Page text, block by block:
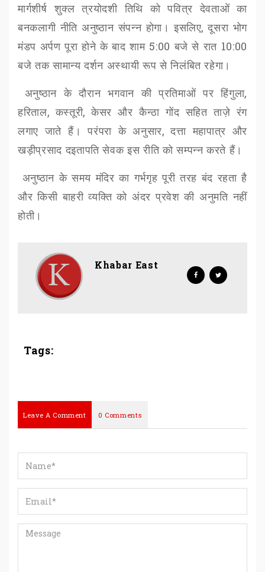
मार्गशीर्ष शुक्ल त्रयोदशी तिथि को पवित्र देवताओं का
बनकलागी नीति अनुष्ठान संपन्न होगा। इसलिए,दूसरा भोग
मंडप अर्पण पूरा होने के बाद शाम 5:00 बजे से रात 10:00
बजे तक सामान्य दर्शन अस्थायी रूप से निलंबित रहेगा।
अनुष्ठान के दौरान भगवान की प्रतिमाओं पर हिंगुला,
हरिताल,कस्तूरी,केसर और कैन्ठा गोंद सहित ताज़े रंग
लगाए जाते हैं। परंपरा के अनुसार,दत्ता महापात्र और
खड़ीप्रसाद दइतापति सेवक इस रीति को सम्पन्न करते हैं।
अनुष्ठान के समय मंदिर का गर्भगृह पूरी तरह बंद रहता है
और किसी बाहरी व्यक्ति को अंदर प्रवेश की अनुमति नहीं
होती।
Khabar East
Tags:
Leave A Comment 0 Comments